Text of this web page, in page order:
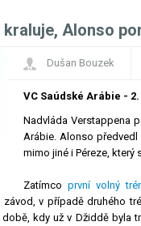
Alonso
Dušan Bouzek
VC Saúdské Arábie -
Nadvláda Verstappena
Arábie. Alonso
mimo jiné i Péreze, který
Zatímcoprvní volný
v případě druhého
kdy už v Džiddě byla